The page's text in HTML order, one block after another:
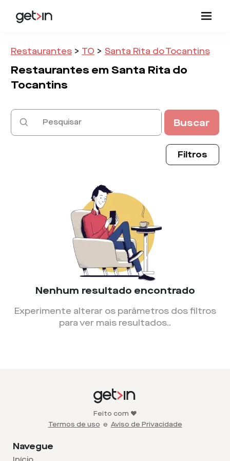
Restaurantes > TO > Santa Rita do Tocantins
Restaurantes emSanta Rita do
Tocantins
Buscar
Filtros
Nenhum resultado encontrado
Experimente alterar os parâmetros dos filtros
para ver mais resultados..
Feito com ❤️
Termos de uso e Aviso de Privacidade
Navegue